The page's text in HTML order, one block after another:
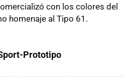
con los colores del
homenaje al Tipo 61.
Prototipo